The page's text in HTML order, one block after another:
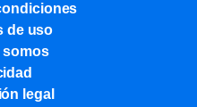
de uso
somos
legal